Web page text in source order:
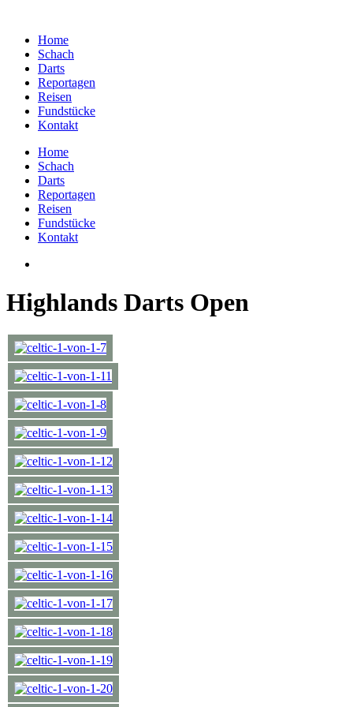
Home
Schach
Darts
Reportagen
Reisen
Fundstücke
Kontakt
Home
Schach
Darts
Reportagen
Reisen
Fundstücke
Kontakt
Highlands Darts Open